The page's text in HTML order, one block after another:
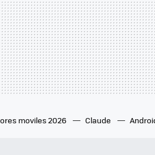
moviles 2026 Claude